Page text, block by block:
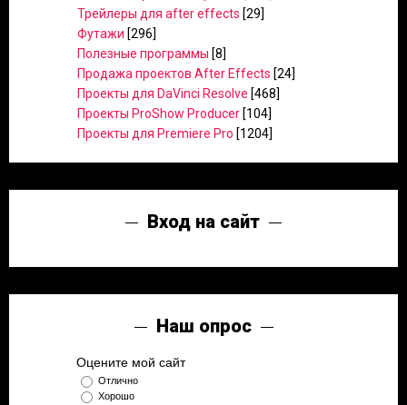
Трейлеры для after effects [29]
Футажи [296]
Полезные программы [8]
Продажа проектов After Effects [24]
Проекты для DaVinci Resolve [468]
Проекты ProShow Producer [104]
Проекты для Premiere Pro [1204]
Вход на сайт
Наш опрос
Оцените мой сайт
Отлично
Хорошо